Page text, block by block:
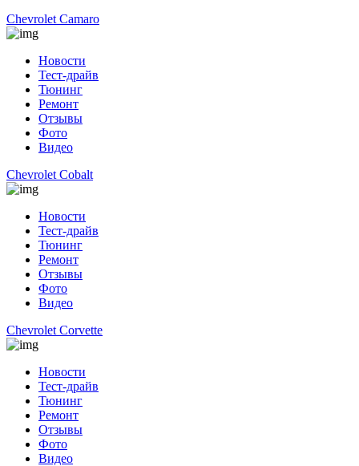
Chevrolet Camaro
Новости
Тест-драйв
Тюнинг
Ремонт
Отзывы
Фото
Видео
Chevrolet Cobalt
Новости
Тест-драйв
Тюнинг
Ремонт
Отзывы
Фото
Видео
Chevrolet Corvette
Новости
Тест-драйв
Тюнинг
Ремонт
Отзывы
Фото
Видео